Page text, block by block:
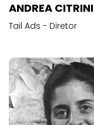
ANDREA CITRINI
Tail Ads - Diretor